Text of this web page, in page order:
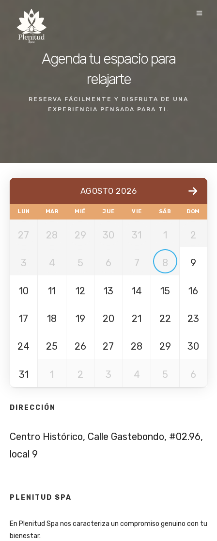
Agenda tu espacio para
relajarte
RESERVA FÁCILMENTE Y DISFRUTA DE UNA
EXPERIENCIA PENSADA PARA TI.
AGOSTO 2026
LUN MAR MIÉ JUE VIE SÁB DOM
27 28 29 30 31 1 2
3 4 5 6 7 8 9
10 11 12 13 14 15 16
17 18 19 20 21 22 23
24 25 26 27 28 29 30
31 1 2 3 4 5 6
DIRECCIÓN
Centro Histórico, Calle Gastebondo, #02.96,
local 9
PLENITUD SPA
En Plenitud Spa nos caracteriza un compromiso genuino con tu
bienestar.